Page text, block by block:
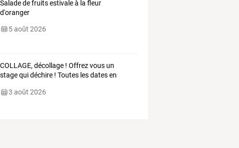
Salade de fruits estivale à la fleur
d'oranger
5 août 2026
COLLAGE, décollage ! Offrez vous un
stage qui déchire ! Toutes les dates en
3 août 2026